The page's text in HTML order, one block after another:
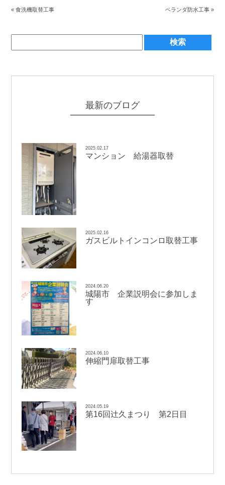
«食洗機取替工事 ベランダ防水工事»
最新のブログ
2025.02.17
マンション 給湯器取替
2025.02.16
ガスビルトインコンロ取替工事
2024.06.20
城陽市 企業説明会に参加しま
す
2024.06.10
伸縮門扉取替工事
2024.05.19
第16回辻久まつり 第2日目